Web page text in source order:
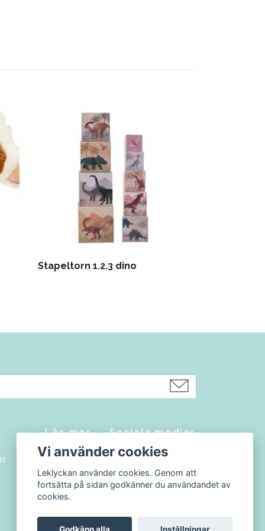
Stapeltorn 1.2.3 dino
Läs mer
Kontakt
Köpvillkor
Blogg
Sociala medier
Facebook
Instagram
Vi använder cookies
Leklyckan använder cookies. Genom att
fortsätta på sidan godkänner du användandet av
cookies.